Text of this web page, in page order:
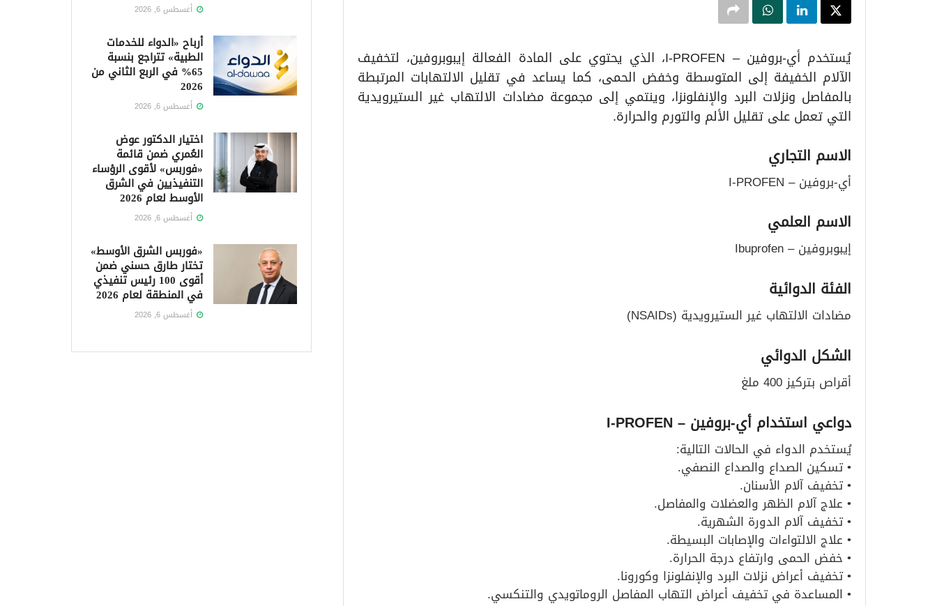
يُستخدم أي-بروفين – I-PROFEN، الذي يحتوي على المادة الفعالة إيبوبروفين، لتخفيف
الآلام الخفيفة إلى المتوسطة وخفض الحمى، كما يساعد في تقليل الالتهابات المرتبطة
بالمفاصل ونزلات البرد والإنفلونزا، وينتمي إلى مجموعة مضادات الالتهاب غير الستيرويدية
التي تعمل على تقليل الألم والتورم والحرارة.
الاسم التجاري
أي-بروفين – I-PROFEN
الاسم العلمي
إيبوبروفين – Ibuprofen
الفئة الدوائية
مضادات الالتهاب غير الستيرويدية (NSAIDs)
الشكل الدوائي
أقراص بتركيز 400 ملغ
دواعي استخدام أي-بروفين – I-PROFEN
يُستخدم الدواء في الحالات التالية:
• تسكين الصداع والصداع النصفي.
• تخفيف آلام الأسنان.
• علاج آلام الظهر والعضلات والمفاصل.
• تخفيف آلام الدورة الشهرية.
• علاج الالتواءات والإصابات البسيطة.
• خفض الحمى وارتفاع درجة الحرارة.
• تخفيف أعراض نزلات البرد والإنفلونزا وكورونا.
• المساعدة في تخفيف أعراض التهاب المفاصل الروماتويدي والتنكسي.
أغسطس 6, 2026
أرباح «الدواء للخدمات
الطبية» تتراجع بنسبة
65% في الربع الثاني من
2026
أغسطس 6, 2026
اختيار الدكتور عوض
العُمري ضمن قائمة
«فوربس» لأقوى الرؤساء
التنفيذيين في الشرق
الأوسط لعام 2026
أغسطس 6, 2026
«فوربس الشرق الأوسط»
تختار طارق حسني ضمن
أقوى 100 رئيس تنفيذي
في المنطقة لعام 2026
أغسطس 6, 2026